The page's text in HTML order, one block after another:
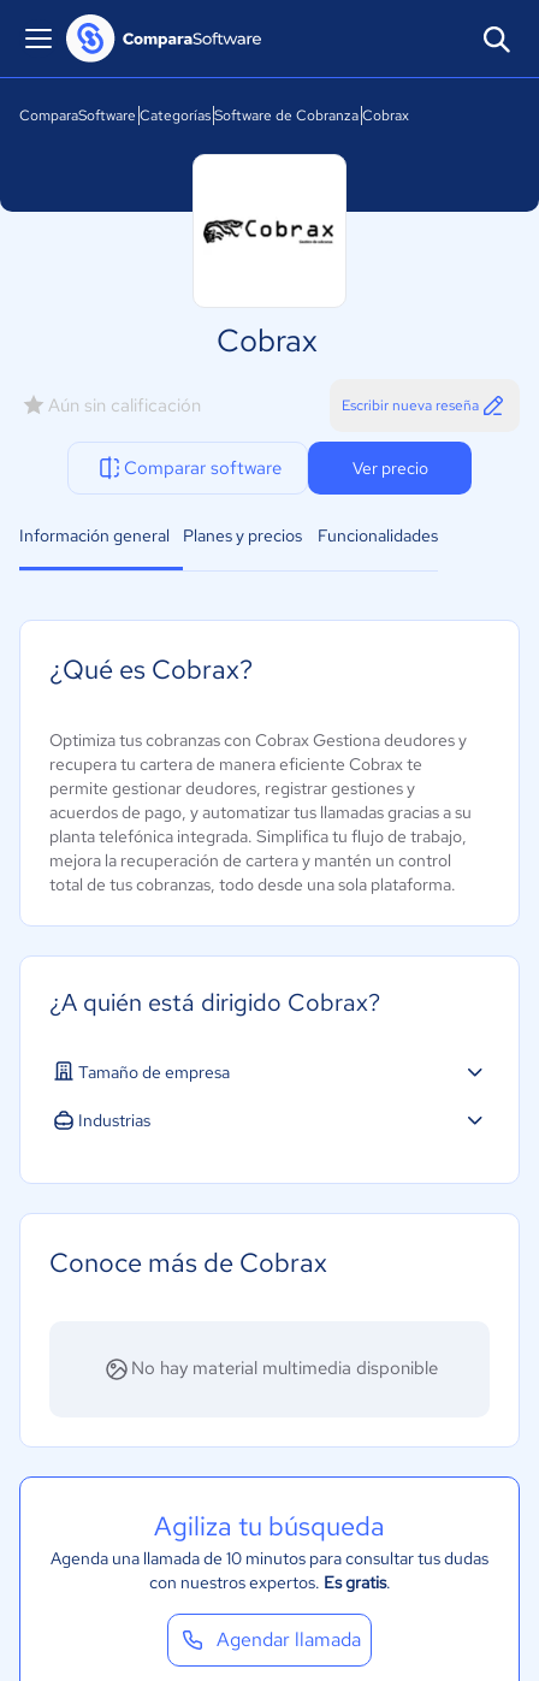
ComparaSoftware CategoríasSoftware de CobranzaCobrax
Cobrax
Aún sin calificación Escribir nueva reseña
Comparar software Ver precio
Información general Planes y precios Funcionalidades
¿Qué es Cobrax?
Optimiza tus cobranzas con Cobrax Gestiona deudores y
recupera tu cartera de manera eficiente Cobrax te
permite gestionar deudores, registrar gestiones y
acuerdos de pago, y automatizar tus llamadas gracias a su
planta telefónica integrada. Simplifica tu flujo de trabajo,
mejora la recuperación de cartera y mantén un control
total de tus cobranzas, todo desde una sola plataforma.
¿A quién está dirigido Cobrax?
Tamaño de empresa
Micro: 1 a 9 trabajadores
Industrias
Conoce más de Cobrax
No hay material multimedia disponible
Agiliza tu búsqueda
Agenda una llamada de 10 minutos para consultar tus dudas
con nuestros expertos. Es gratis.
Agendar llamada